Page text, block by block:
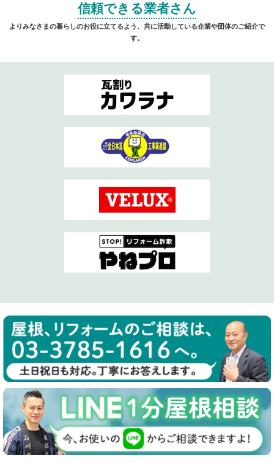
信頼できる業者さん
よりみなさまの暮らしのお役に立てるよう、共に活動している企業や団体のご紹介で
す。